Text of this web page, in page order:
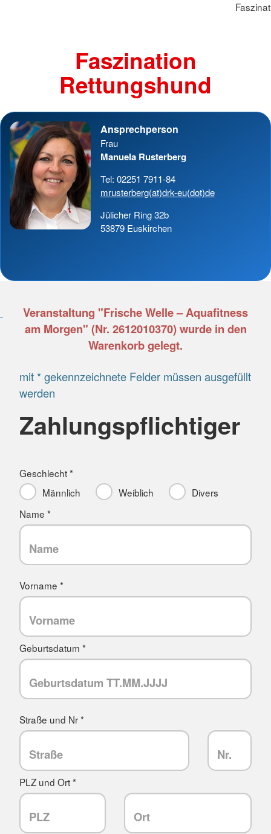
Faszination
Rettungshund
Ansprechperson
Frau
Manuela Rusterberg
Tel: 02251 7911-84
mrusterberg(at)drk-eu(dot)de
Jülicher Ring 32b
53879 Euskirchen
Veranstaltung "Frische Welle – Aquafitness
am Morgen" (Nr. 2612010370) wurde in den
Warenkorb gelegt.
mit * gekennzeichnete Felder müssen ausgefüllt
werden
Zahlungspflichtiger
Geschlecht *
Männlich
Weiblich
Divers
Name *
Vorname *
Geburtsdatum *
Straße und Nr *
PLZ und Ort *